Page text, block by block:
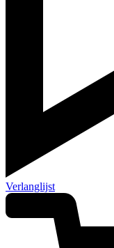
Verlanglijst